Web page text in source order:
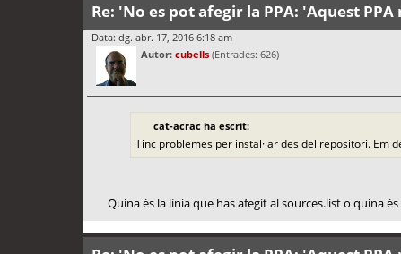
Re: 'No es pot afegir la PPA: 'Aquest
Data: dg. abr. 17, 2016 6:18 am
Autor: cubells (Entrades: 626)
cat-acrac ha escrit:
Tinc problemes per instal·lar des del repositori. Em
Quina és la línia que has afegit al sources.list o quina